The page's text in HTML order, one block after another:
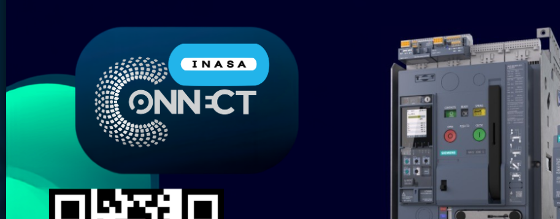
Nombre del Producto:
Marca:
Elige tu almacén más
cercano:
Descripción Marca
MAGNET MFG:
INDUSTRIAL MAGN
PN:
CMP7512CSP2N42
TYP
MAG MATE
Lista de Productos a cotizar: